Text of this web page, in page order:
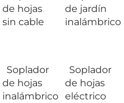
de hojas
sin cable
de jardín
inalámbrico
Soplador
de hojas
inalámbrico
Soplador
de hojas
eléctrico